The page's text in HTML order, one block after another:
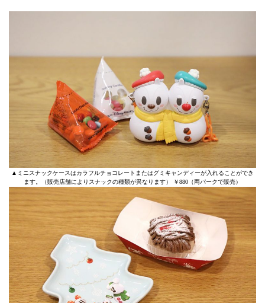
▲ミニスナックケースはカラフルチョコレートまたはグミキャンディーが入れることができ
ます。（販売店舗によりスナックの種類が異なります） ￥880（両パークで販売）